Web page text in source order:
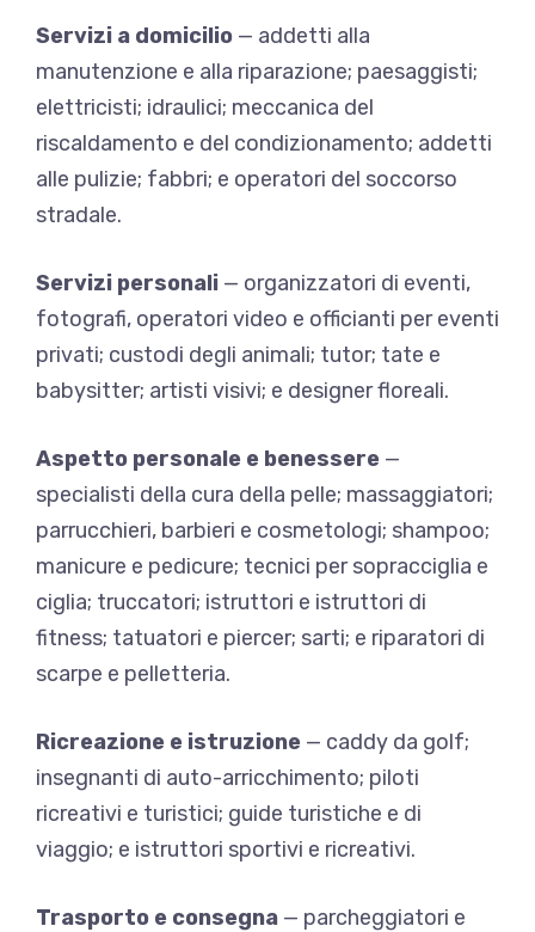
Servizi a domicilio — addetti alla
manutenzione e alla riparazione; paesaggisti;
elettricisti; idraulici; meccanica del
riscaldamento e del condizionamento; addetti
alle pulizie; fabbri; e operatori del soccorso
stradale.
Servizi personali — organizzatori di eventi,
fotografi, operatori video e officianti per eventi
privati; custodi degli animali; tutor; tate e
babysitter; artisti visivi; e designer floreali.
Aspetto personale e benessere —
specialisti della cura della pelle; massaggiatori;
parrucchieri, barbieri e cosmetologi; shampoo;
manicure e pedicure; tecnici per sopracciglia e
ciglia; truccatori; istruttori e istruttori di
fitness; tatuatori e piercer; sarti; e riparatori di
scarpe e pelletteria.
Ricreazione e istruzione — caddy da golf;
insegnanti di auto-arricchimento; piloti
ricreativi e turistici; guide turistiche e di
viaggio; e istruttori sportivi e ricreativi.
Trasporto e consegna — parcheggiatori e